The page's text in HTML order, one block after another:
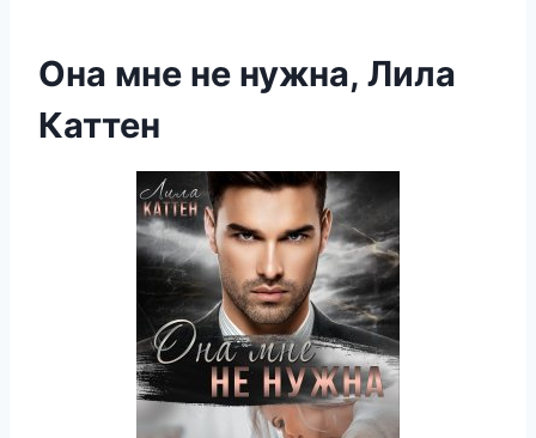
Она мне не нужна, Лила
Каттен